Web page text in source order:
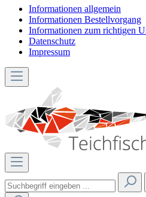
Informationen allgemein
Informationen Bestellvorgang
Informationen zum richtigen
Datenschutz
Impressum